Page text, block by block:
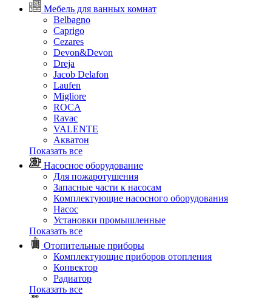
Мебель для ванных комнат
Belbagno
Caprigo
Cezares
Devon&Devon
Dreja
Jacob Delafon
Laufen
Migliore
ROCA
Rаvac
VALENTE
Акватон
Показать все
Насосное оборудование
Для пожаротушения
Запасные части к насосам
Комплектующие насосного оборудования
Насос
Установки промышленные
Показать все
Отопительные приборы
Комплектующие приборов отопления
Конвектор
Радиатор
Показать все